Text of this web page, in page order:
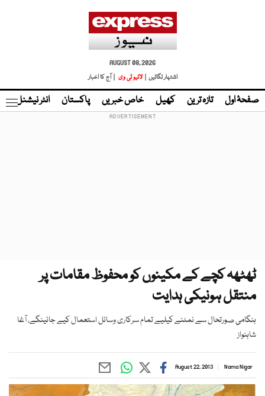
AUGUST 08, 2026
اشتہار لگائیں |
لائیو ٹی وی | آج کا اخبار
صفحۂ اول تازہ ترین کھیل خاص خبریں پاکستان انٹر نیشنل
ٹھٹھہ کچے کے مکینوں کو محفوظ مقامات پر
منتقل ہونیکی ہدایت
ہنگامی صورتحال سے نمٹنے کیلیے تمام سرکاری وسائل استعمال کیے جائینگے، آغا
شاہنواز
Nama Nigar
August 22, 2013